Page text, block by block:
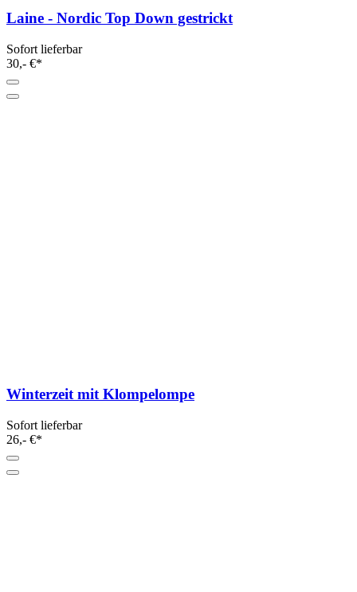
Laine - Nordic Top Down gestrickt
Sofort lieferbar
30,- €*
Winterzeit mit Klompelompe
Sofort lieferbar
26,- €*